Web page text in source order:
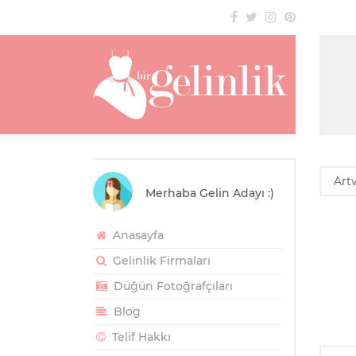
Merhaba Gelin Adayı :)
Anasayfa
Gelinlik Firmaları
Düğün Fotoğrafçıları
Blog
Telif Hakkı